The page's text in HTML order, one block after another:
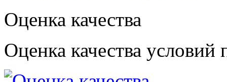
Оценка качества
Оценка качества условий